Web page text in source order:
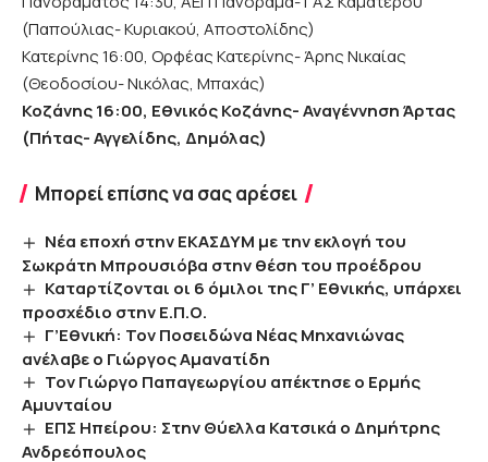
(Παπούλιας- Κυριακού, Αποστολίδης)
Κατερίνης 16:00, Ορφέας Κατερίνης- Άρης Νικαίας
(Θεοδοσίου- Νικόλας, Μπαχάς)
Κοζάνης 16:00, Εθνικός Κοζάνης- Αναγέννηση Άρτας
(Πήτας- Αγγελίδης, Δημόλας)
Μπορεί επίσης να σας αρέσει
Νέα εποχή στην ΕΚΑΣΔΥΜ με την εκλογή του
Σωκράτη Μπρουσιόβα στην θέση του προέδρου
Καταρτίζονται οι 6 όμιλοι της Γ’ Εθνικής, υπάρχει
προσχέδιο στην Ε.Π.Ο.
Γ’Εθνική: Τον Ποσειδώνα Νέας Μηχανιώνας
ανέλαβε ο Γιώργος Αμανατίδη
Τον Γιώργο Παπαγεωργίου απέκτησε ο Ερμής
Αμυνταίου
ΕΠΣ Ηπείρου: Στην Θύελλα Κατσικά ο Δημήτρης
Ανδρεόπουλος